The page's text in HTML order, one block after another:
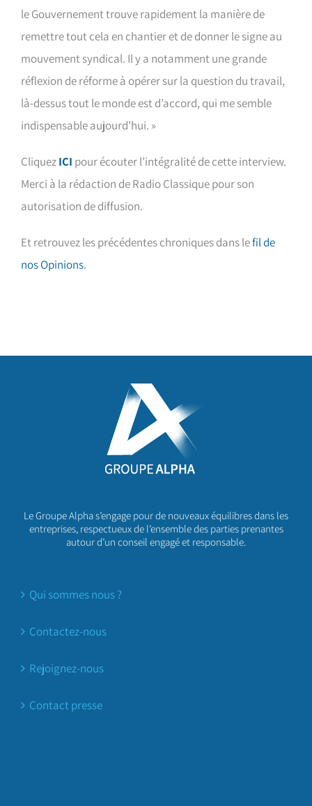
le Gouvernement trouve rapidement la manière de
remettre tout cela en chantier et de donner le signe au
mouvement syndical. Il y a notamment une grande
réflexion de réforme à opérer sur la question du travail,
là-dessus tout le monde est d’accord, qui me semble
indispensable aujourd’hui. »
CliquezICI pour écouter l’intégralité de cette interview.
Merci à la rédaction de Radio Classique pour son
autorisation de diffusion.
Et retrouvez les précédentes chroniques dans lefil de
nos Opinions.
Le Groupe Alpha s’engage pour de nouveaux équilibres dans les
entreprises, respectueux de l’ensemble des parties prenantes
autour d’un conseil engagé et responsable.
Qui sommes nous ?
Contactez-nous
Rejoignez-nous
Contact presse